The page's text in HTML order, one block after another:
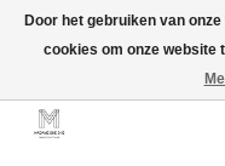
GRATIS verzending vanaf €50
Door het gebruiken van
cookies om onze website